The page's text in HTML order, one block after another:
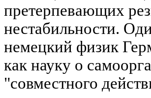
претерпевающих
нестабильности.
немецкий физик
как науку о
"совместного